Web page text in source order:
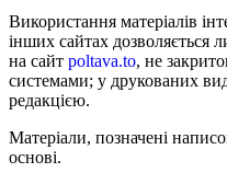
Використання матеріалів
інших сайтах дозволяється
на сайт poltava.to, не
системами; у друкованих
редакцією.
Матеріали, позначені
основі.